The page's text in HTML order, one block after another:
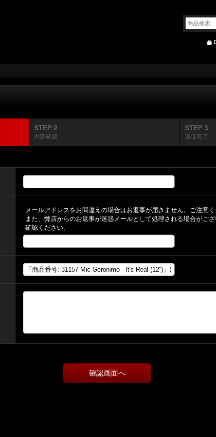
STEP 2
内容確認
STEP 3
送信完了
メールアドレスをお間違えの場合はお返事が届きません。ご注意く
また、弊店からのお返事が迷惑メールとして処理される場合がご
確認ください。